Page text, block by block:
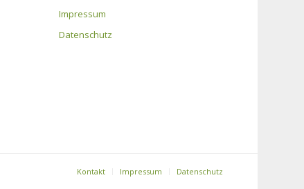
Impressum
Datenschutz
Kontakt Impressum Datenschutz